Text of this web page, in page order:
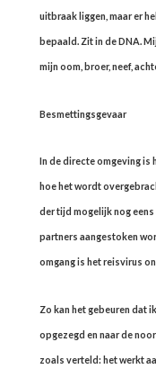
uitbraak liggen, maar er
bepaald. Zit in de DNA.
mijn oom, broer, neef,
Besmettingsgevaar
In de directe omgeving is
hoe het wordt
der tijd mogelijk nog
partners aangestoken
omgang is het reisvirus
Zo kan het gebeuren dat
opgezegd en naar de
zoals verteld: het werkt